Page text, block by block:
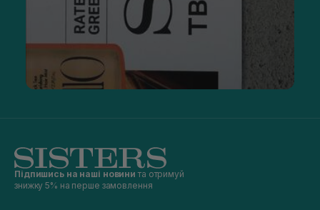
Підпишись на наші новини та отримуй
знижку 5% на перше замовлення